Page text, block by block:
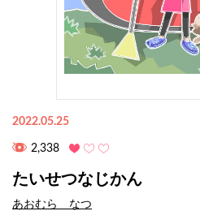
2022.05.25
2,338
たいせつなじかん
あおむら なつ